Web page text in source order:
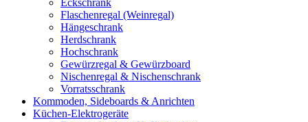
Flaschenregal (Weinregal)
Hängeschrank
Herdschrank
Hochschrank
Gewürzregal & Gewürzboard
Nischenregal & Nischenschrank
Vorratsschrank
Kommoden, Sideboards & Anrichten
Küchen-Elektrogeräte